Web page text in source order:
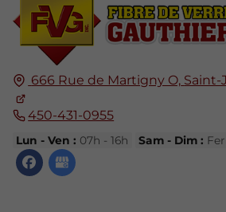
666 Rue de Martigny O, Saint-
450-431-0955
Lun - Ven : 07h - 16h Sam - Dim :